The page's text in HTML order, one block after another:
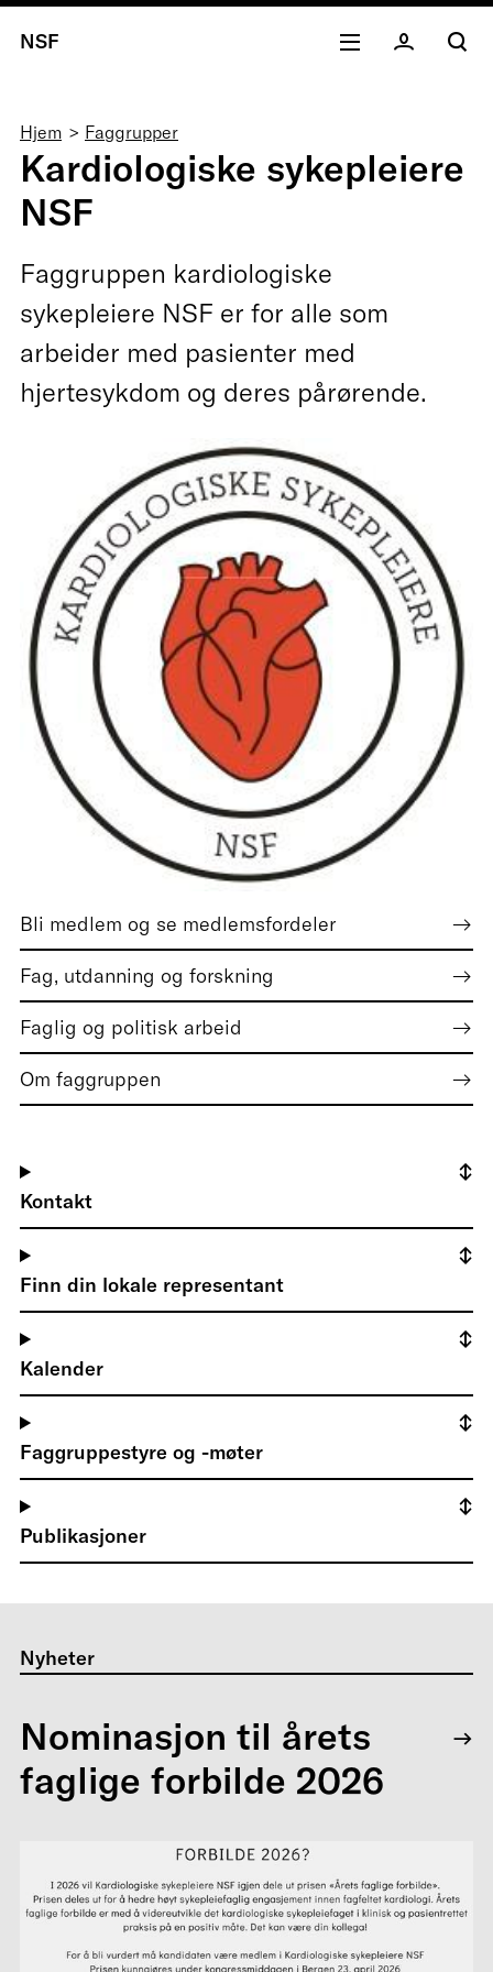
NSF
Navigasjonssti
Hjem Faggrupper
Kardiologiske sykepleiere
NSF
Faggruppen kardiologiske
sykepleiere NSF er for alle som
arbeider med pasienter med
hjertesykdom og deres pårørende.
Bli medlem og se medlemsfordeler
Fag, utdanning og forskning
Faglig og politisk arbeid
Om faggruppen
Kontakt
Finn din lokale representant
Kalender
Faggruppestyre og -møter
Publikasjoner
Nyheter
Nominasjon til årets
faglige forbilde 2026